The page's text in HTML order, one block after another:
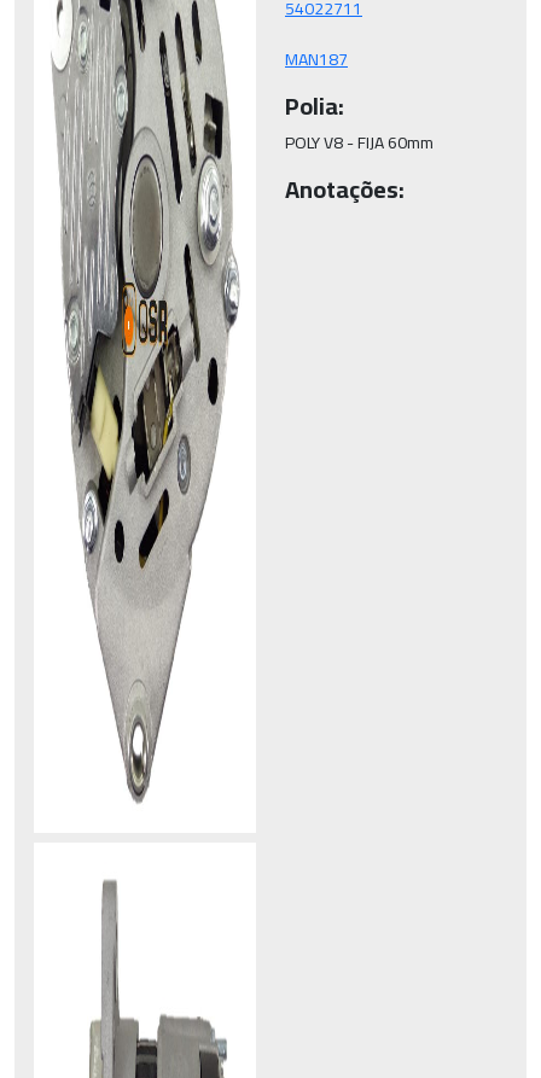
MAN187
Polia:
POLY V8 - FIJA 60mm
Anotações: